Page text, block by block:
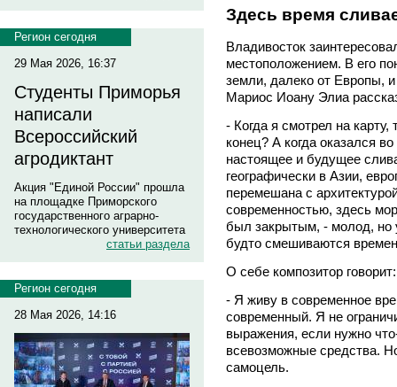
Регион сегодня
29 Мая 2026, 16:37
Студенты Приморья
написали
Всероссийский
агродиктант
Акция "Единой России" прошла
на площадке Приморского
государственного аграрно-
технологического университета
статьи раздела
Регион сегодня
28 Мая 2026, 14:16
Здесь время
Владивосток
местоположением. В его
земли, далеко от Европы,
Мариос Иоану Элиа
- Когда я смотрел на
конец? А когда оказался
настоящее и будущее
географически в Азии,
перемешана с
современностью, здесь
был закрытым, - молод, но
будто смешиваются
О себе композитор говорит:
- Я живу в современное
современный. Я не
выражения, если нужно
всевозможные средства.
самоцель.